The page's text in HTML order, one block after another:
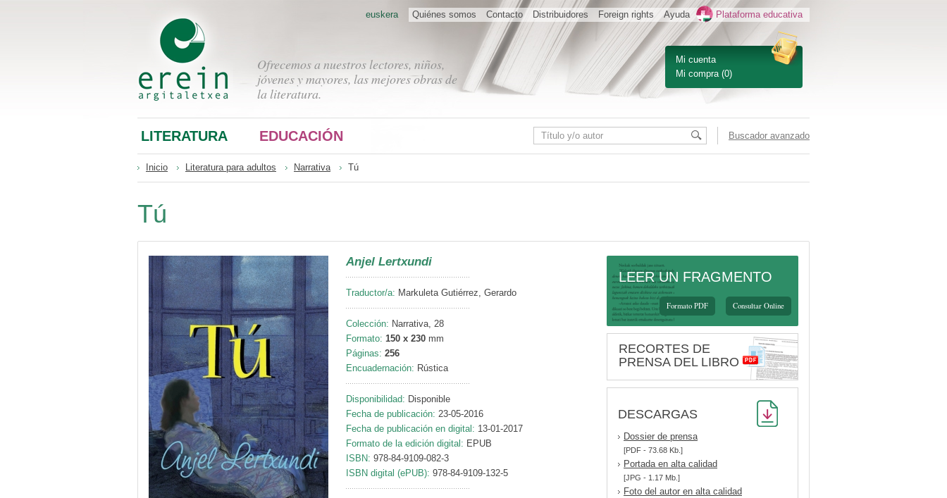
Mi cuenta
Mi compra (0)
Ofrecemos a nuestros lectores, niños,
jóvenes y mayores, las mejores obras de
la literatura.
Quiénes somos Contacto Distribuidores Foreign rights Ayuda Plataforma educativa
euskera
LITERATURA EDUCACIÓN Buscador avanzado
Inicio Literatura para adultos Narrativa Tú
Tú
Anjel Lertxundi
Traductor/a: Markuleta Gutiérrez, Gerardo
Colección: Narrativa, 28
Formato: 150 x 230 mm
Páginas: 256
Encuadernación: Rústica
Disponibilidad: Disponible
Fecha de publicación: 23-05-2016
Fecha de publicación en digital: 13-01-2017
Formato de la edición digital: EPUB
ISBN: 978-84-9109-082-3
ISBN digital (ePUB): 978-84-9109-132-5
LEER UN FRAGMENTO
Consultar Online
Formato PDF
RECORTES DE
PRENSA DEL LIBRO
DESCARGAS
Dossier de prensa
[PDF - 73.68 Kb.]
Portada en alta calidad
[JPG - 1.17 Mb.]
Foto del autor en alta calidad